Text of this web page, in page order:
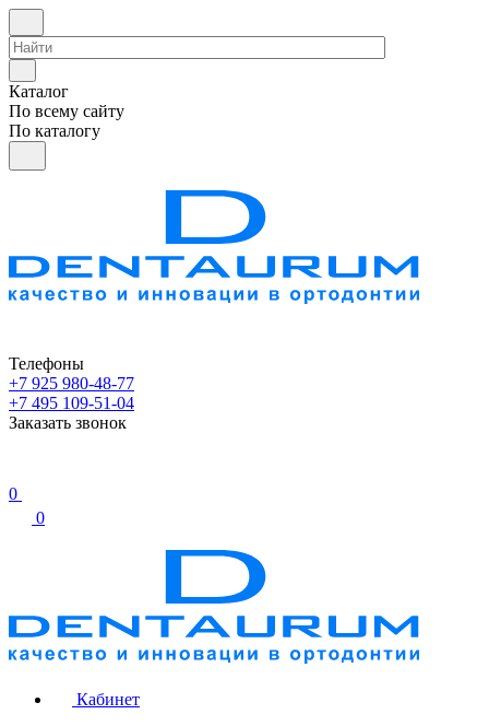
Каталог
По всему сайту
По каталогу
Телефоны
+7 925 980-48-77
+7 495 109-51-04
Заказать звонок
0
0
Кабинет